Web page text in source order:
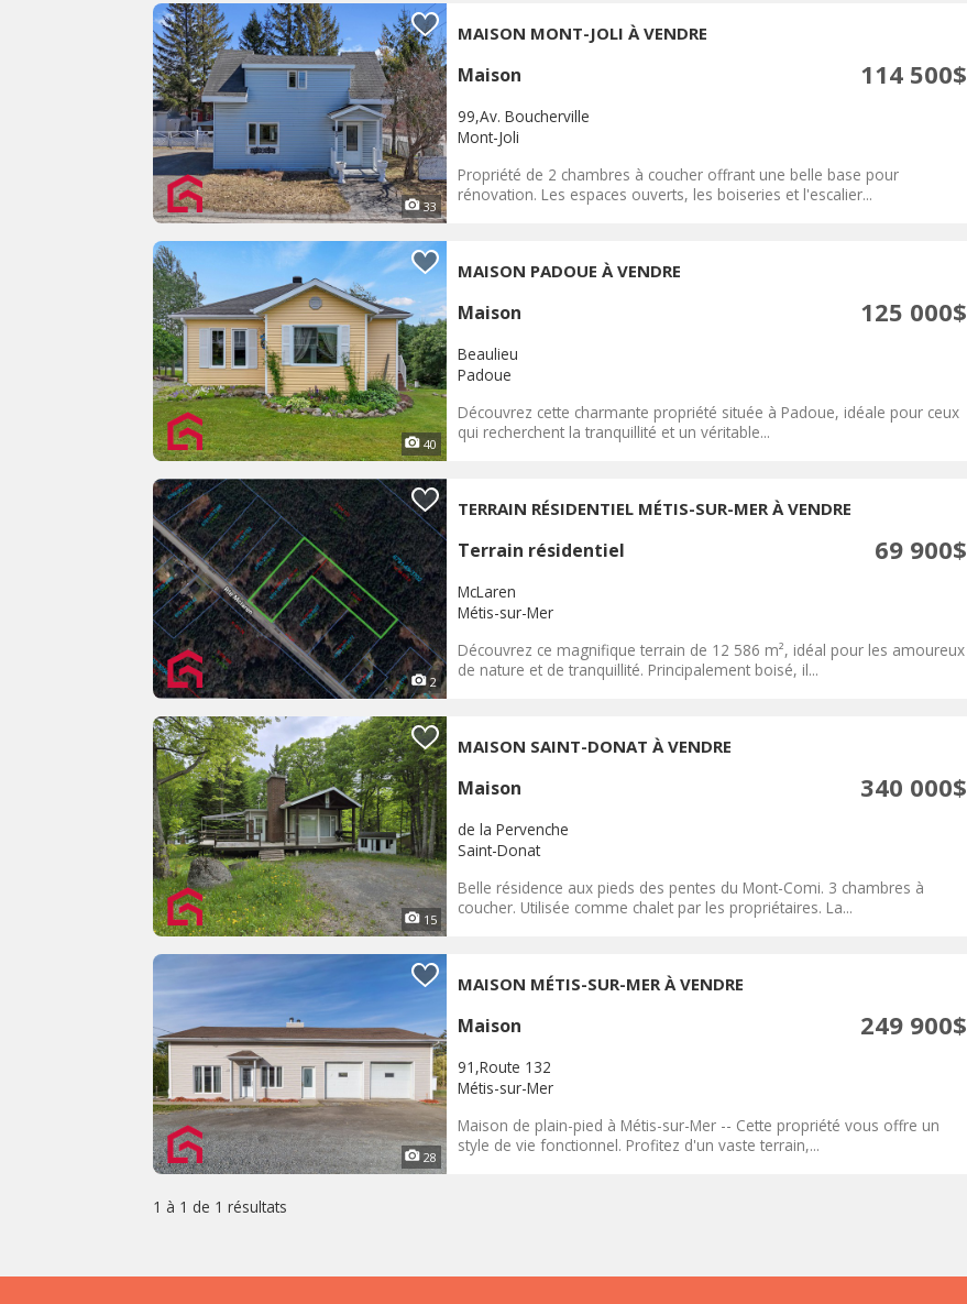
33
MAISON MONT-JOLI À VENDRE
Maison 114 500$
99,Av. Boucherville
Mont-Joli
Propriété de 2 chambres à coucher offrant une belle base pour
rénovation. Les espaces ouverts, les boiseries et l'escalier...
40
MAISON PADOUE À VENDRE
Maison 125 000$
Beaulieu
Padoue
Découvrez cette charmante propriété située à Padoue, idéale pour ceux
qui recherchent la tranquillité et un véritable...
2
TERRAIN RÉSIDENTIEL MÉTIS-SUR-MER À VENDRE
Terrain résidentiel 69 900$
McLaren
Métis-sur-Mer
Découvrez ce magnifique terrain de 12 586 m², idéal pour les amoureux
de nature et de tranquillité. Principalement boisé, il...
15
MAISON SAINT-DONAT À VENDRE
Maison 340 000$
de la Pervenche
Saint-Donat
Belle résidence aux pieds des pentes du Mont-Comi. 3 chambres à
coucher. Utilisée comme chalet par les propriétaires. La...
28
MAISON MÉTIS-SUR-MER À VENDRE
Maison 249 900$
91,Route 132
Métis-sur-Mer
Maison de plain-pied à Métis-sur-Mer -- Cette propriété vous offre un
style de vie fonctionnel. Profitez d'un vaste terrain,...
1 à 1 de 1 résultats